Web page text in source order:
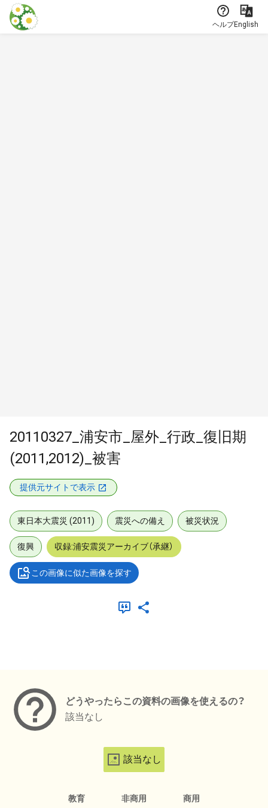
本文に飛ぶ
ヘルプEnglish
20110327_浦安市_屋外_行政_復旧期
(2011,2012)_被害
提供元サイトで表示
東日本大震災 (2011) 震災への備え 被災状況
復興 収録:浦安震災アーカイブ（承継）
この画像に似た画像を探す
どうやったらこの資料の画像を使えるの？
該当なし
該当なし
教育 非商用 商用